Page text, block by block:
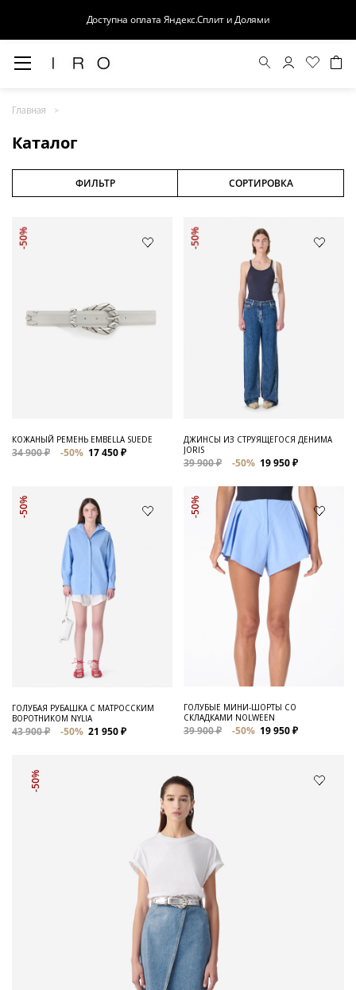
Доступна оплата Яндекс.Сплит и Долями
Главная
Каталог
Церемония
Распродажа
Для нее
Сумки и аксессуары
ФИЛЬТР СОРТИРОВКА
-50%
КОЖАНЫЙ РЕМЕНЬ EMBELLA SUEDE
34 900 ₽ -50% 17 450 ₽
-50%
ДЖИНСЫ ИЗ СТРУЯЩЕГОСЯ ДЕНИМА
JORIS
39 900 ₽ -50% 19 950 ₽
-50%
ГОЛУБАЯ РУБАШКА С МАТРОССКИМ
ВОРОТНИКОМ NYLIA
43 900 ₽ -50% 21 950 ₽
-50%
ГОЛУБЫЕ МИНИ-ШОРТЫ СО
СКЛАДКАМИ NOLWEEN
39 900 ₽ -50% 19 950 ₽
-50%